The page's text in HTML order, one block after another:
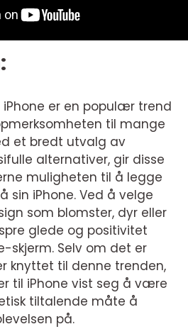
iPhone er en populær trend
til mange
et bredt utvalg av
alternativer, gir disse
muligheten til å legge
sin iPhone. Ved å velge
som blomster, dyr eller
glede og positivitet
skjerm. Selv om det er
knyttet til denne trenden,
til iPhone vist seg å være
tiltalende måte å
på.